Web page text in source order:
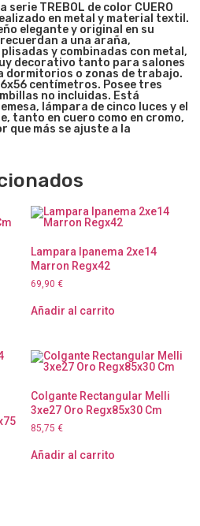
serie TREBOL de color CUERO
en metal y material textil.
elegante y original en su
a una araña,
y combinadas con metal,
decorativo tanto para salones
dormitorios o zonas de trabajo.
centímetros. Posee tres
no incluidas. Está
lámpara de cinco luces y el
tanto en cuero como en cromo,
que más se ajuste a la
Lampara Ipanema 2xe14
Marron Regx42
69,90 €
Añadir al carrito
Colgante Rectangular Melli
3xe27 Oro Regx85x30 Cm
85,75 €
Añadir al carrito